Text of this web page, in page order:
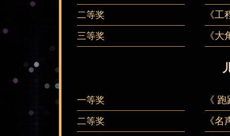
二等奖 《
三等奖 《
一等奖 《
二等奖 《名